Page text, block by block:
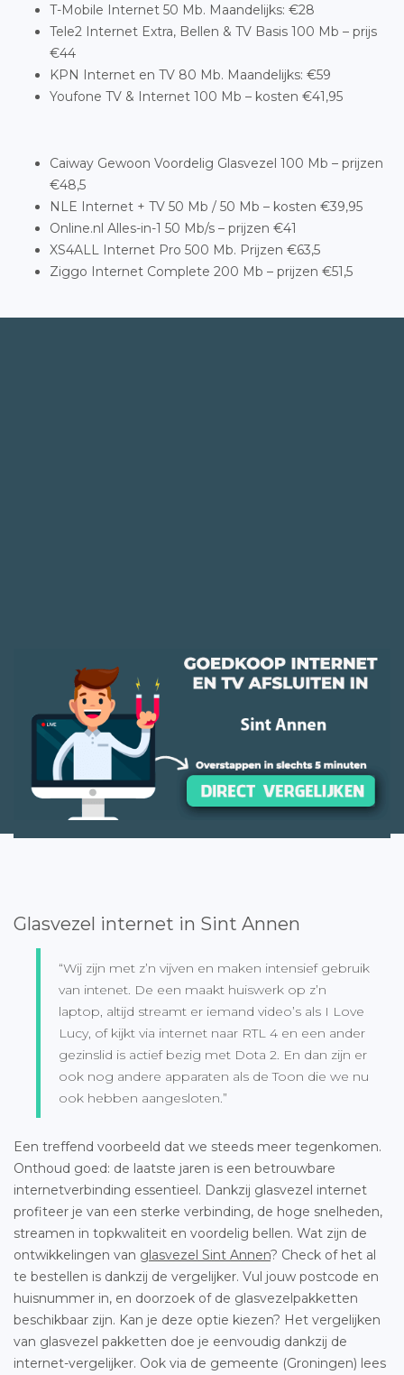
T-Mobile Internet 50 Mb. Maandelijks: €28
Tele2 Internet Extra, Bellen & TV Basis 100 Mb – prijs
€44
KPN Internet en TV 80 Mb. Maandelijks: €59
Youfone TV & Internet 100 Mb – kosten €41,95
Caiway Gewoon Voordelig Glasvezel 100 Mb – prijzen
€48,5
NLE Internet + TV 50 Mb / 50 Mb – kosten €39,95
Online.nl Alles-in-1 50 Mb/s – prijzen €41
XS4ALL Internet Pro 500 Mb. Prijzen €63,5
Ziggo Internet Complete 200 Mb – prijzen €51,5
Glasvezel internet in Sint Annen
“Wij zijn met z’n vijven en maken intensief gebruik
van intenet. De een maakt huiswerk op z’n
laptop, altijd streamt er iemand video’s als I Love
Lucy, of kijkt via internet naar RTL 4 en een ander
gezinslid is actief bezig met Dota 2. En dan zijn er
ook nog andere apparaten als de Toon die we nu
ook hebben aangesloten.”
Een treffend voorbeeld dat we steeds meer tegenkomen.
Onthoud goed: de laatste jaren is een betrouwbare
internetverbinding essentieel. Dankzij glasvezel internet
profiteer je van een sterke verbinding, de hoge snelheden,
streamen in topkwaliteit en voordelig bellen. Wat zijn de
ontwikkelingen van glasvezel Sint Annen? Check of het al
te bestellen is dankzij de vergelijker. Vul jouw postcode en
huisnummer in, en doorzoek of de glasvezelpakketten
beschikbaar zijn. Kan je deze optie kiezen? Het vergelijken
van glasvezel pakketten doe je eenvoudig dankzij de
internet-vergelijker. Ook via de gemeente (Groningen) lees